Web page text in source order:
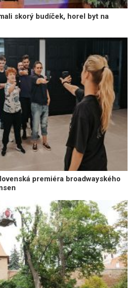
skorý budíček, horel byt na
premiéra broadwayského